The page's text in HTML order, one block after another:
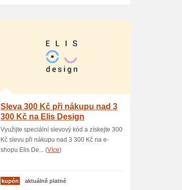
Sleva 300 Kč při nákupu nad 3
300 Kč na Elis Design
Využijte speciální slevový kód a získejte 300
Kč slevu při nákupu nad 3 300 Kč na e-
shopu Elis De... (Více)
kupón aktuálně platné